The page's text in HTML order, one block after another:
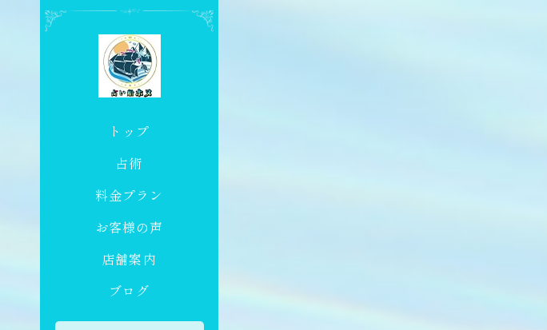
トップ
占術
料金プラン
お客様の声
店舗案内
ブログ